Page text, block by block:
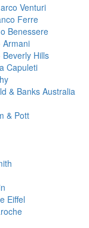
Venturi
Ferre
Benessere
Armani
Beverly Hills
Capuleti
& Banks Australia
& Pott
Eiffel